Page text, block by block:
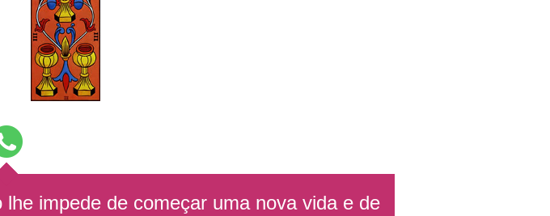
impede de começar uma nova vida e de